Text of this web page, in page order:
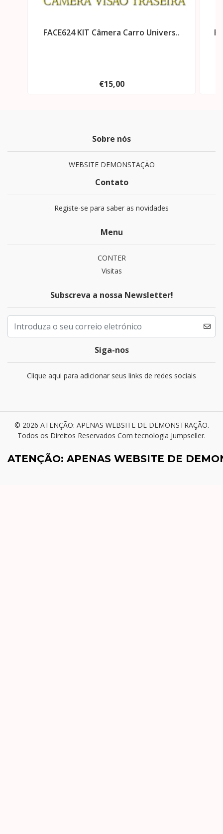
FACE624 KIT Câmera Carro Univers..
€15,00
Sobre nós
WEBSITE DEMONSTAÇÃO
Contato
Registe-se para saber as novidades
Menu
CONTER
Visitas
Subscreva a nossa Newsletter!
Siga-nos
Clique aqui para adicionar seus links de redes sociais
© 2026 ATENÇÃO: APENAS WEBSITE DE DEMONSTRAÇÃO.
Todos os Direitos Reservados Com tecnologia Jumpseller.
ATENÇÃO: APENAS WEBSITE DE